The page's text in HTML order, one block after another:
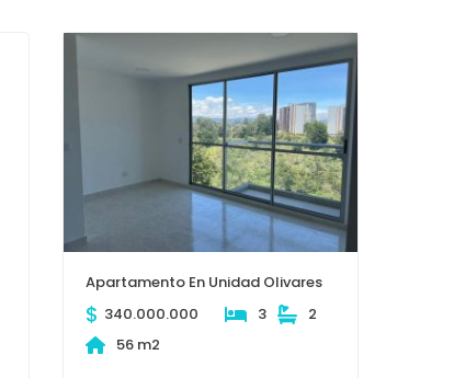
Apartamento En Unidad Olivares
$ 340.000.000 3
2
56 m2